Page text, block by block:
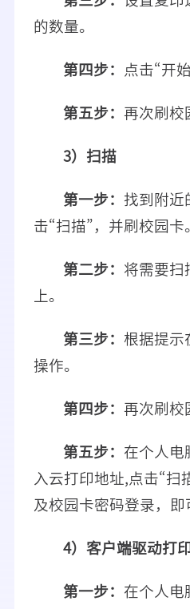
的数量。
第四步： 点击“开始
第五步：再次刷校
3）扫描
第一步：找到附近
击“扫描”，并刷校园卡
第二步： 将需要扫
上。
第三步： 根据提示
操作。
第四步：再次刷校
第五步： 在个人电
入云打印地址,点击“扫
及校园卡密码登录，即
4）客户端驱动打
第一步： 在个人电